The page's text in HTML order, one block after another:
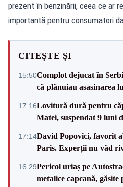
prezent în benzinării, ceea ce ar
importantă pentru consumatori
CITEȘTE ȘI
15:50Complot dejucat în
că plănuiau asasinarea
17:16Lovitură dură pentru
Matei, suspendat 9 luni
17:14David Popovici, favorit
Paris. Experții nu văd
16:29Pericol uriaș pe
metalice capcană,